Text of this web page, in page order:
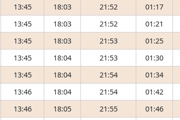
13:45 18:03 21:52 01:17
13:45 18:03 21:52 01:21
13:45 18:03 21:53 01:25
13:45 18:04 21:53 01:30
13:45 18:04 21:54 01:34
13:46 18:04 21:54 01:42
13:46 18:05 21:55 01:46